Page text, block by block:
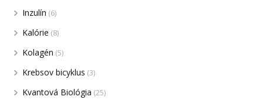
Inzulín (6)
Kalórie (8)
Kolagén (5)
Krebsov bicyklus (3)
Kvantová Biológia (25)